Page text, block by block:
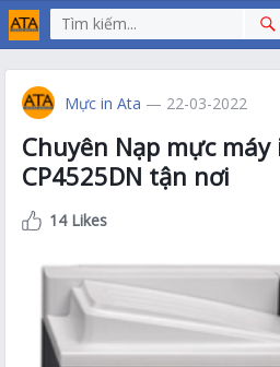
Mực in Ata — 22-03-2022
Chuyên Nạp mực máy
CP4525DN tận nơi
14 Likes